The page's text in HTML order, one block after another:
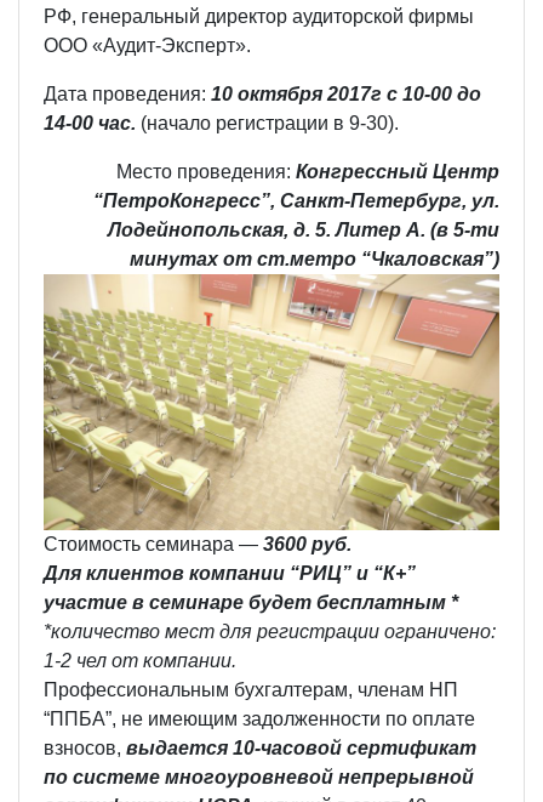
РФ, генеральный директор аудиторской фирмы
ООО «Аудит-Эксперт».
Дата проведения: 10 октября 2017г с 10-00 до
14-00 час. (начало регистрации в 9-30).
Место проведения: Конгрессный Центр
“ПетроКонгресс”, Санкт-Петербург, ул.
Лодейнопольская, д. 5. Литер А. (в 5-ти
минутах от ст.метро “Чкаловская”)
Стоимость семинара — 3600 руб.
Для клиентов компании “РИЦ” и “К+”
участие в семинаре будет бесплатным *
*количество мест для регистрации ограничено:
1-2 чел от компании.
Профессиональным бухгалтерам, членам НП
“ППБА”, не имеющим задолженности по оплате
взносов, выдается 10-часовой сертификат
по системе многоуровневой непрерывной